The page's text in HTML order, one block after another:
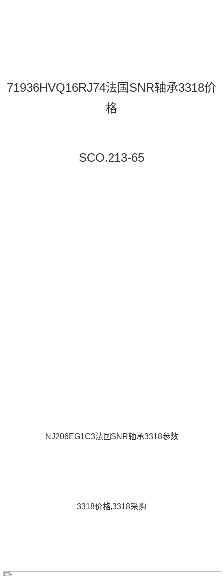
71936HVQ16RJ74法国SNR轴承3318价
格
SCO.213-65
NJ206EG1C3法国SNR轴承3318参数
3318价格,3318采购